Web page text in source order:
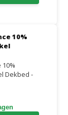
10%
Dekbed -